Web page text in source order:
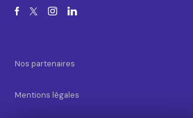
Nos partenaires
Mentions légales